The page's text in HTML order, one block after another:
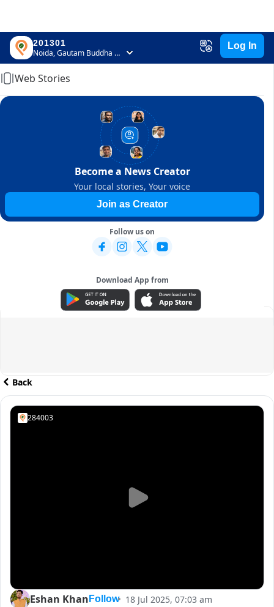
201301
Noida, Gautam Buddha Nagar, Uttar Pradesh
Log In
Home
Web Stories
Become a News Creator
Your local stories, Your voice
Join as Creator
Follow us on
Download App from
ADVERTISEMENT
Back
284003
Eshan Khan Follow 18 Jul 2025, 07:03 am